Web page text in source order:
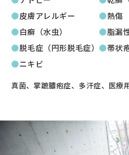
皮膚アレルギー
白癬（水虫）
脱毛症（円形脱毛症）
ニキビ
熱傷
脂漏
帯状
真菌、掌蹠膿疱症、多汗症、医